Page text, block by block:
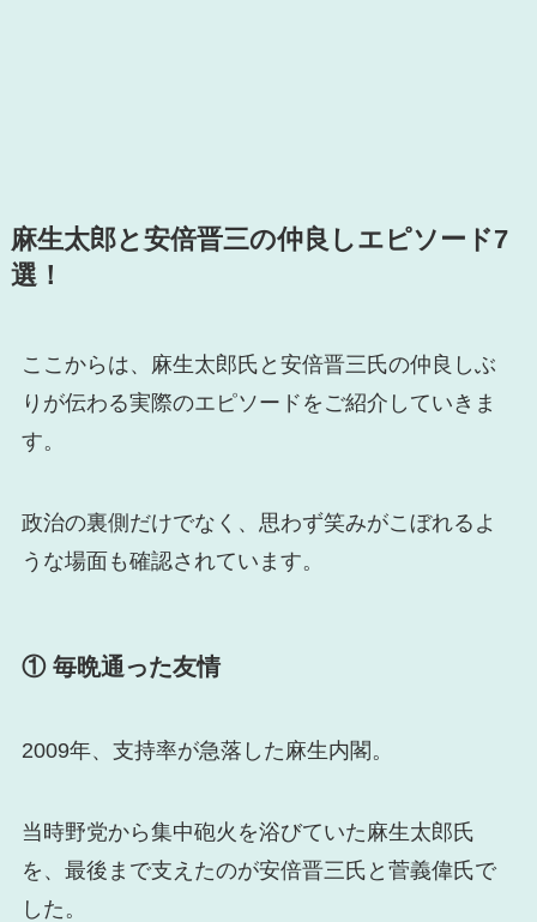
麻生太郎と安倍晋三の仲良しエピソード7
選！
ここからは、麻生太郎氏と安倍晋三氏の仲良しぶ
りが伝わる実際のエピソードをご紹介していきま
す。
政治の裏側だけでなく、思わず笑みがこぼれるよ
うな場面も確認されています。
① 毎晩通った友情
2009年、支持率が急落した麻生内閣。
当時野党から集中砲火を浴びていた麻生太郎氏
を、最後まで支えたのが安倍晋三氏と菅義偉氏で
した。